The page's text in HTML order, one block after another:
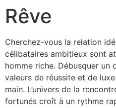
Rêve
Cherchez-vous la relation
célibataires ambitieux sont
homme riche. Débusquer
valeurs de réussite et de
main. L’univers de la
fortunés croît à un rythme